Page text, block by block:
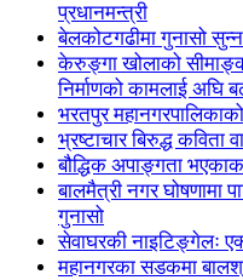
प्रधानमन्त्री
बेलकोटगढीमा गुनासो
केरुङ्गा खोलाको
निर्माणको कामलाई अघि
भरतपुर
भ्रष्टाचार बिरुद्ध कविता
बौद्धिक अपाङ्गता
बालमैत्री नगर घोषणामा
गुनासो
सेवाघरकी नाइटिङ्गेलः
महानगरका सडकमा